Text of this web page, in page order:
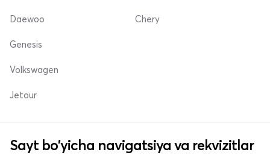
Daewoo Chery
Genesis
Volkswagen
Jetour
Sayt bo'yicha navigatsiya va rekvizitlar